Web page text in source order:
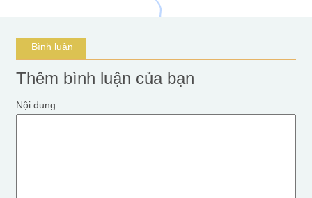
Bình luận
Thêm bình luận của bạn
Nội dung